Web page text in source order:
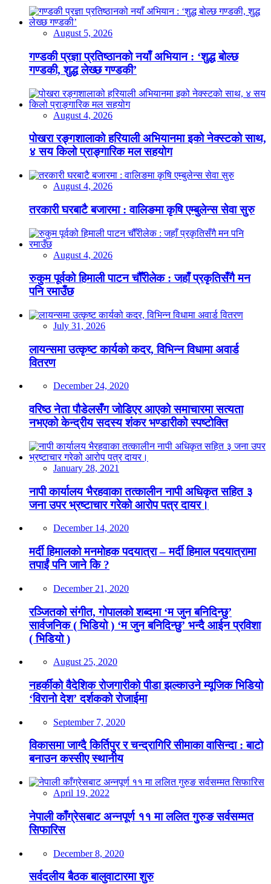
August 5, 2026
गण्डकी प्रज्ञा प्रतिष्ठानको नयाँ अभियान : ‘शुद्ध बोल्छ
गण्डकी, शुद्ध लेख्छ गण्डकी’
August 4, 2026
पोखरा रङ्गशालाको हरियाली अभियानमा इको नेक्स्टको साथ,
४ सय किलो प्राङ्गारिक मल सहयोग
August 4, 2026
तरकारी घरबाटै बजारमा : वालिङमा कृषि एम्बुलेन्स सेवा सुरु
August 4, 2026
रुकुम पूर्वको हिमाली पाटन चौँरीलेक : जहाँ प्रकृतिसँगै मन
पनि रमाउँछ
July 31, 2026
लायन्समा उत्कृष्ट कार्यको कदर, विभिन्न विधामा अवार्ड
वितरण
December 24, 2020
वरिष्ठ नेता पौडेलसँग जोडिएर आएको समाचारमा सत्यता
नभएको केन्द्रीय सदस्य शंकर भण्डारीको स्पष्टोक्ति
January 28, 2021
नापी कार्यालय भैरहवाका तत्कालीन नापी अधिकृत सहित ३
जना उपर भ्रष्टाचार गरेको आरोप पत्र दायर।
December 14, 2020
मर्दी हिमालको मनमोहक पदयात्रा – मर्दी हिमाल पदयात्रामा
तपाईं पनि जाने कि ?
December 21, 2020
रञ्जितको संगीत, गोपालको शब्दमा ‘म जुन बनिदिन्छु’
सार्वजनिक ( भिडियो ) ‘म जुन बनिदिन्छु’ भन्दै आईन प्रविशा
( भिडियो )
August 25, 2020
नहर्कीको वैदेशिक रोजगारीको पीडा झल्काउने म्यूजिक भिडियो
‘विरानो देश’ दर्शकको रोजाईमा
September 7, 2020
विकासमा जाग्दै किर्तिपुर र चन्द्रागिरि सीमाका वासिन्दा : बाटो
बनाउन कस्सीए स्थानीय
April 19, 2022
नेपाली काँग्रेसबाट अन्नपूर्ण ११ मा ललित गुरुङ सर्वसम्मत
सिफारिस
December 8, 2020
सर्वदलीय बैठक बालुवाटारमा शुरु